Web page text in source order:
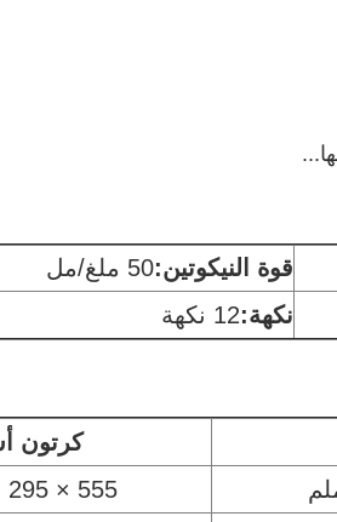
قوة النيكوتين:50 ملغ/مل
نكهة:12 نكهة
كرتون
555 × 295 × 275 مم